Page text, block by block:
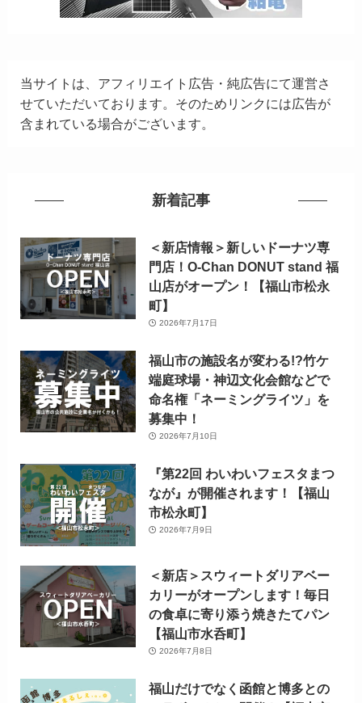
当サイトは、アフィリエイト広告・純広告にて運営さ
せていただいております。そのためリンクには広告が
含まれている場合がございます。
新着記事
＜新店情報＞新しいドーナツ専
門店！O-Chan DONUT stand 福
山店がオープン！【福山市松永
町】
2026年7月17日
福山市の施設名が変わる!?竹ケ
端庭球場・神辺文化会館などで
命名権「ネーミングライツ」を
募集中！
2026年7月10日
『第22回 わいわいフェスタまつ
なが』が開催されます！【福山
市松永町】
2026年7月9日
＜新店＞スウィートダリアベー
カリーがオープンします！毎日
の食卓に寄り添う焼きたてパン
【福山市水呑町】
2026年7月8日
福山だけでなく函館と博多との